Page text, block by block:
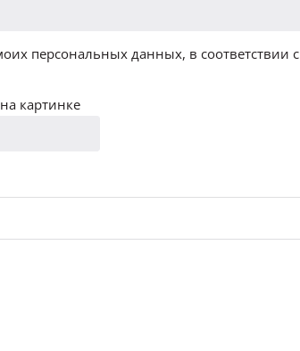
персональных данных, в соответствии с
картинке